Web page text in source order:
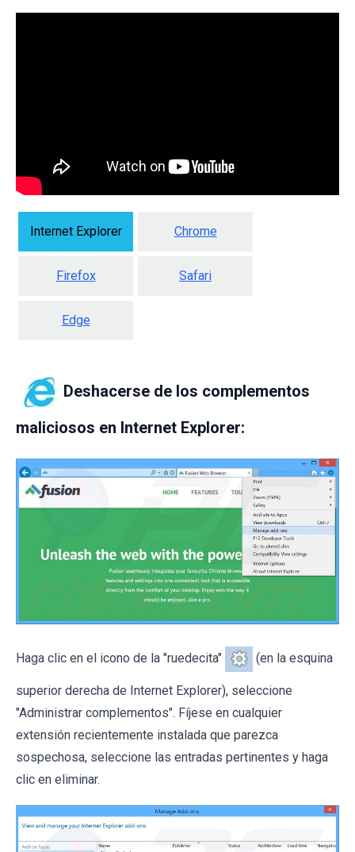
Internet Explorer Chrome
Firefox Safari
Edge
Deshacerse de los complementos
maliciosos en Internet Explorer:
Haga clic en el icono de la "ruedecita" (en la esquina
superior derecha de Internet Explorer), seleccione
"Administrar complementos". Fíjese en cualquier
extensión recientemente instalada que parezca
sospechosa, seleccione las entradas pertinentes y haga
clic en eliminar.